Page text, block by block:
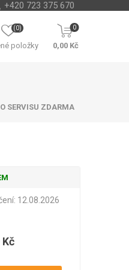
+420 723 375 670
položky
(0) 0
0,00 Kč
Cleamen
SERVISU ZDARMA
12.08.2026